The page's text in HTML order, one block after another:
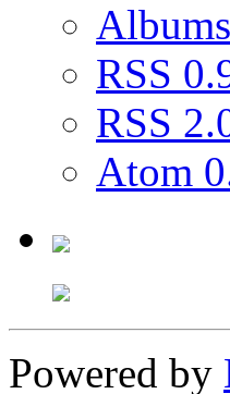
Albums
RSS
RSS
Atom
Powered by